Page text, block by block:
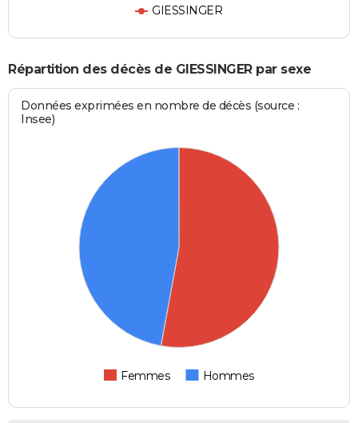
GIESSINGER
Répartition des décès de GIESSINGER par sexe
Données exprimées en nombre de décès (source :
Insee)
Femmes Hommes